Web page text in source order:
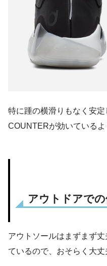
特に踵の横滑りもなく安
COUNTERが効いているよ
アウトドアでの
アウトソールはまずまず
ているので、おそらく大丈